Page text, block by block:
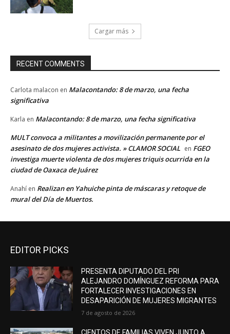
Cargar más
RECENT COMMENTS
Carlota malacon en Malacontando: 8 de marzo, una fecha
significativa
Karla en Malacontando: 8 de marzo, una fecha significativa
MULT convoca a militantes a movilización permanente por el
asesinato de dos mujeres activista. » CLAMOR SOCIAL en FGEO
investiga muerte violenta de dos mujeres triquis ocurrida en la
ciudad de Oaxaca de Juárez
Anahí en Realizan en Yahuiche pinta de máscaras y retoque de
mural del Día de Muertos.
EDITOR PICKS
PRESENTA DIPUTADO DEL PRI
ALEJANDRO DOMÍNGUEZ REFORMA PARA
FORTALECER INVESTIGACIONES EN
DESAPARICIÓN DE MUJERES MIGRANTES
7 de agosto de 2026